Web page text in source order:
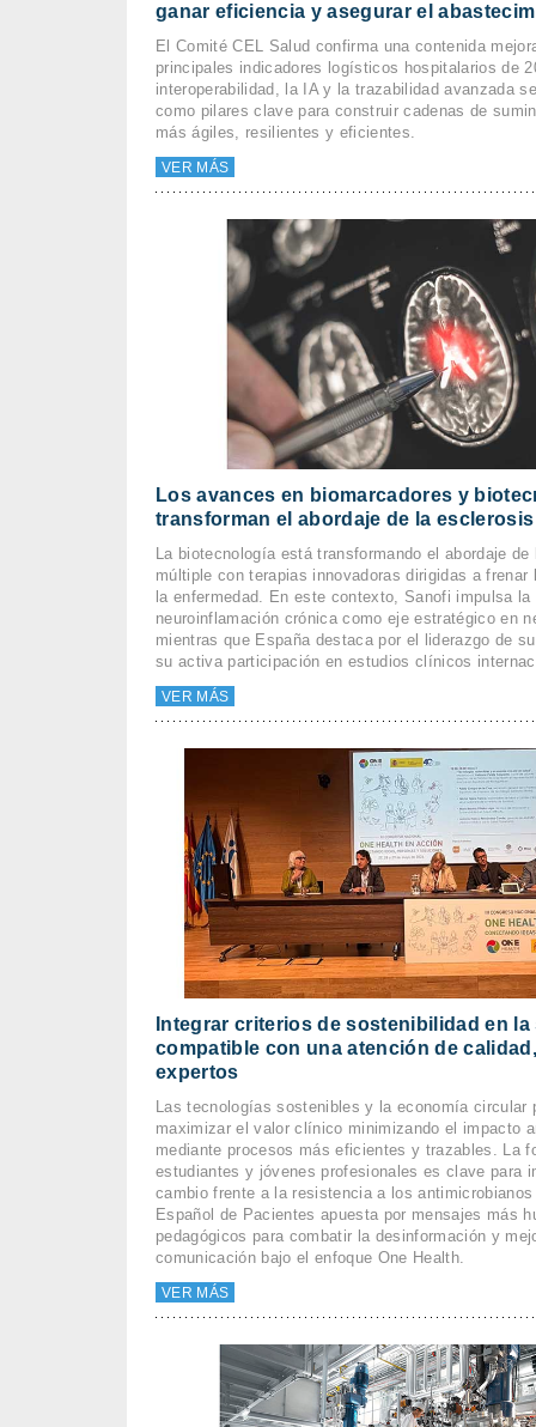
ganar eficiencia y asegurar el
El Comité CEL Salud confirma una contenida
principales indicadores logísticos hospitalarios de
interoperabilidad, la IA y la trazabilidad avanzada
como pilares clave para construir cadenas de
más ágiles, resilientes y eficientes.
VER MÁS
Los avances en biomarcadores y
transforman el abordaje de la
La biotecnología está transformando el abordaje
múltiple con terapias innovadoras dirigidas a frenar
la enfermedad. En este contexto, Sanofi impulsa
neuroinflamación crónica como eje estratégico en
mientras que España destaca por el liderazgo de
su activa participación en estudios clínicos
VER MÁS
Integrar criterios de sostenibilidad en la
compatible con una atención de
expertos
Las tecnologías sostenibles y la economía circular
maximizar el valor clínico minimizando el impacto
mediante procesos más eficientes y trazables. La
estudiantes y jóvenes profesionales es clave para
cambio frente a la resistencia a los
Español de Pacientes apuesta por mensajes más
pedagógicos para combatir la desinformación y
comunicación bajo el enfoque One Health.
VER MÁS